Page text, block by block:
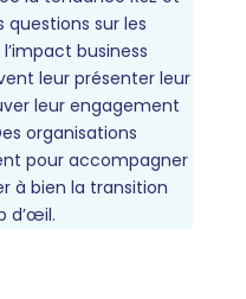
sur les
business
leur présenter leur
leur engagement
organisations
pour accompagner
à bien la transition
d’œil.